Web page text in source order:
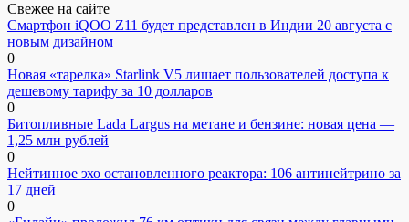
Свежее на сайте
Смартфон iQOO Z11 будет представлен в Индии 20 августа с
новым дизайном
0
Новая «тарелка» Starlink V5 лишает пользователей доступа к
дешевому тарифу за 10 долларов
0
Битопливные Lada Largus на метане и бензине: новая цена —
1,25 млн рублей
0
Нейтинное эхо остановленного реактора: 106 антинейтрино за
17 дней
0